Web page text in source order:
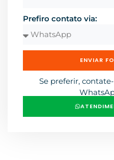
Prefiro contato via:
ENVIAR
Se preferir,